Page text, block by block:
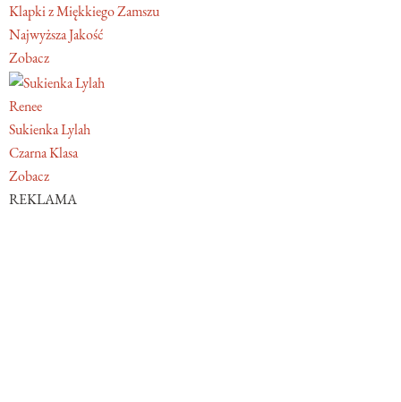
Klapki z Miękkiego Zamszu
Najwyższa Jakość
Zobacz
Renee
Sukienka Lylah
Czarna Klasa
Zobacz
REKLAMA